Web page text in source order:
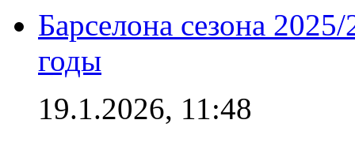
Барселона сезона
годы
19.1.2026, 11:48